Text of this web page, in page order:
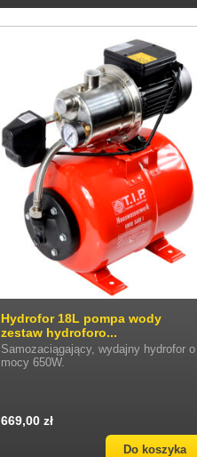
Hydrofor 18L pompa wody
zestaw hydroforo...
Samozaciągający, wydajny hydrofor o
mocy 650W.
669,00 zł
Do koszyka